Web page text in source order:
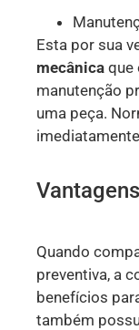
Esta por sua
mecânica que
manutenção
uma peça.
Vantagens
Quando
preventiva, a
benefícios
também